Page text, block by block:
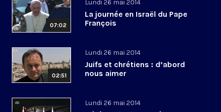
07:02
Lundi 26 mai 2014
La journée en Israël du Pape
François
02:51
Lundi 26 mai 2014
Juifs et chrétiens : d’abord
nous aimer
Lundi 26 mai 2014